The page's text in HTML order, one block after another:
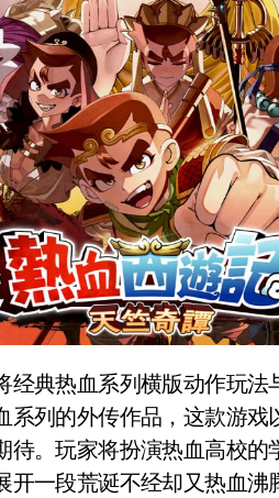
系列的外传作品，这款游
待。玩家将扮演热血高校
一段荒诞不经却又热血沸